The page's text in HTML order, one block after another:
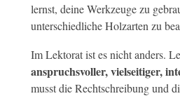
lernst, deine Werkzeuge zu
unterschiedliche Holzarten zu
Im Lektorat ist es nicht anders.
anspruchsvoller, vielseitiger,
musst die Rechtschreibung und